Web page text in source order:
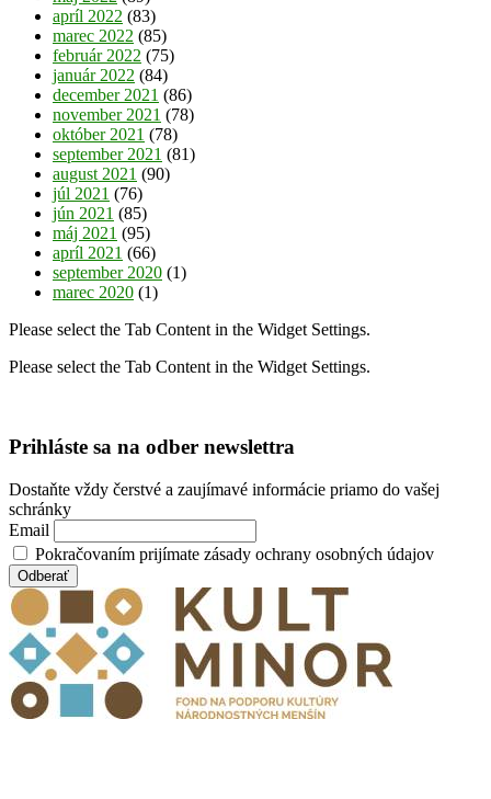
apríl 2022 (83)
marec 2022 (85)
február 2022 (75)
január 2022 (84)
december 2021 (86)
november 2021 (78)
október 2021 (78)
september 2021 (81)
august 2021 (90)
júl 2021 (76)
jún 2021 (85)
máj 2021 (95)
apríl 2021 (66)
september 2020 (1)
marec 2020 (1)
Please select the Tab Content in the Widget Settings.
Please select the Tab Content in the Widget Settings.
Prihláste sa na odber newslettra
Dostaňte vždy čerstvé a zaujímavé informácie priamo do vašej
schránky
Email
Pokračovaním prijímate zásady ochrany osobných údajov